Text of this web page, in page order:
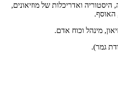
היסטוריה ואדריכלות של מוזיאונים,
האוסף.